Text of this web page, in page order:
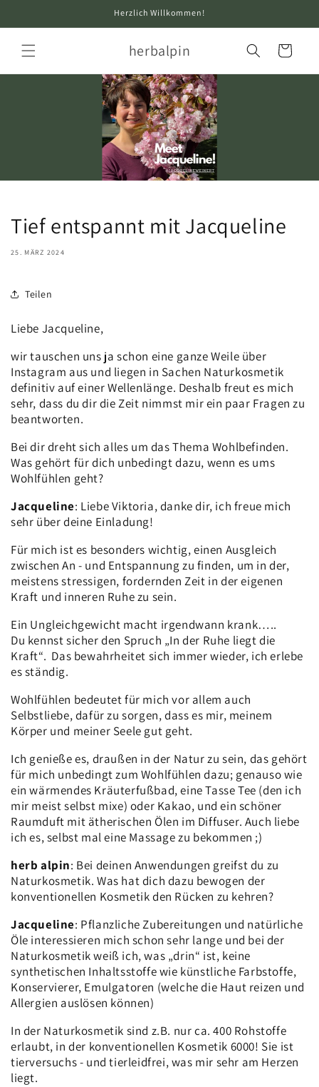
Inhalt
Herzlich Willkommen!
herbalpin Warenkorb
Tief entspannt mit Jacqueline
25. MÄRZ 2024
Teilen
Liebe Jacqueline,
wir tauschen uns ja schon eine ganze Weile über
Instagram aus und liegen in Sachen Naturkosmetik
definitiv auf einer Wellenlänge. Deshalb freut es mich
sehr, dass du dir die Zeit nimmst mir ein paar Fragen zu
beantworten.
Bei dir dreht sich alles um das Thema Wohlbefinden.
Was gehört für dich unbedingt dazu, wenn es ums
Wohlfühlen geht?
Jacqueline: Liebe Viktoria, danke dir, ich freue mich
sehr über deine Einladung!
Für mich ist es besonders wichtig, einen Ausgleich
zwischen An - und Entspannung zu finden, um in der,
meistens stressigen, fordernden Zeit in der eigenen
Kraft und inneren Ruhe zu sein.
Ein Ungleichgewicht macht irgendwann krank…..
Du kennst sicher den Spruch „In der Ruhe liegt die
Kraft“. Das bewahrheitet sich immer wieder, ich erlebe
es ständig.
Wohlfühlen bedeutet für mich vor allem auch
Selbstliebe, dafür zu sorgen, dass es mir, meinem
Körper und meiner Seele gut geht.
Ich genieße es, draußen in der Natur zu sein, das gehört
für mich unbedingt zum Wohlfühlen dazu; genauso wie
ein wärmendes Kräuterfußbad, eine Tasse Tee (den ich
mir meist selbst mixe) oder Kakao, und ein schöner
Raumduft mit ätherischen Ölen im Diffuser. Auch liebe
ich es, selbst mal eine Massage zu bekommen ;)
herb alpin: Bei deinen Anwendungen greifst du zu
Naturkosmetik. Was hat dich dazu bewogen der
konventionellen Kosmetik den Rücken zu kehren?
Jacqueline: Pflanzliche Zubereitungen und natürliche
Öle interessieren mich schon sehr lange und bei der
Naturkosmetik weiß ich, was „drin“ ist, keine
synthetischen Inhaltsstoffe wie künstliche Farbstoffe,
Konservierer, Emulgatoren (welche die Haut reizen und
Allergien auslösen können)
In der Naturkosmetik sind z.B. nur ca. 400 Rohstoffe
erlaubt, in der konventionellen Kosmetik 6000! Sie ist
tierversuchs - und tierleidfrei, was mir sehr am Herzen
liegt.